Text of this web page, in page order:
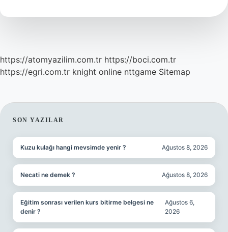
Arayla
https://atomyazilim.com.tr https://boci.com.tr
https://egri.com.tr knight online nttgame Sitemap
SIDEBAR
SON YAZILAR
Kuzu kulağı hangi mevsimde yenir ? Ağustos 8, 2026
Necati ne demek ? Ağustos 8, 2026
Eğitim sonrası verilen kurs bitirme belgesi ne
denir ?
Ağustos 6,
2026